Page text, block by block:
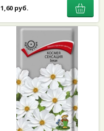
1,60 руб.